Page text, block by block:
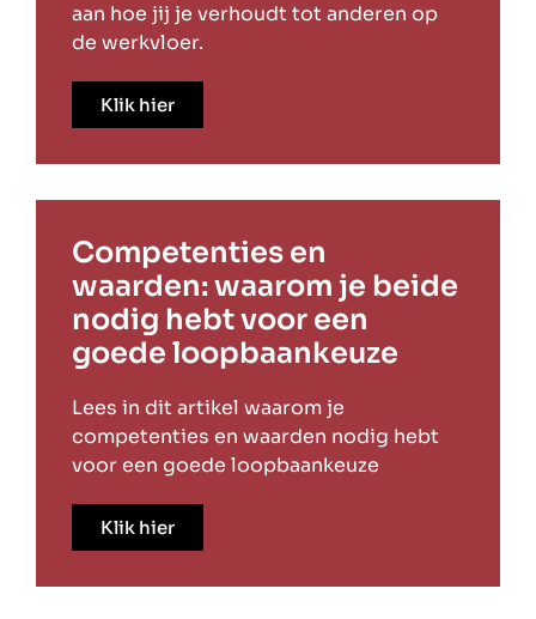
aan hoe jij je verhoudt tot anderen op
de werkvloer.
Klik hier
Competenties en
waarden: waarom je beide
nodig hebt voor een
goede loopbaankeuze
Lees in dit artikel waarom je
competenties en waarden nodig hebt
voor een goede loopbaankeuze
Klik hier